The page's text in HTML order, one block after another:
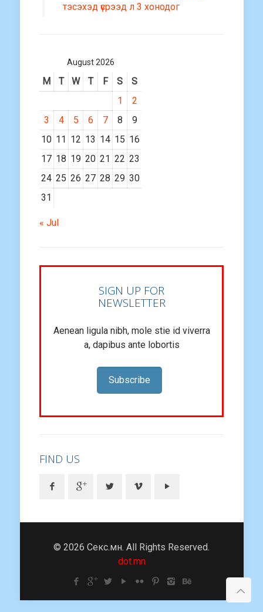
тэсэхэд үсрээд л 3 хонодог
August 2026
M T W T F S
S
1
2
3
4 5 6 7 8
9
10 11 12 13 14 15 16
17 18 19 20 21 22 23
24 25 26 27 28 29 30
31
« Jul
SIGN UP FOR
NEWSLETTER
Aenean ligula nibh, mole stie id viverra
a, dapibus ante lobortis
Subscribe
FIND US
© 2026 Секс.мн. All Rights Reserved.
dot.mn